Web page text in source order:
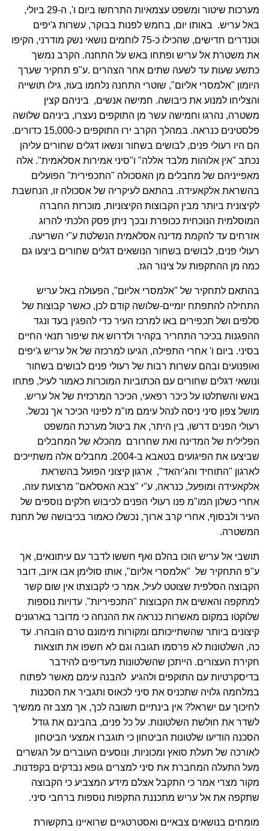
מערכות שיטור ומשפט עצמאיות התרחשו ביום ו', ה-29 ביולי,
באל עריש. באותו יום, בחמש לפנות בבוקר, עשרות ג'יפים
וטנדרים חדישים, שהכילו כ-75 לוחמים נושאי נשק מודרני, הקיפו
את משטרת אל עריש ופתחו באש על התחנה. הקרב נמשך
כתשע שעות עד לשעה שתים אחר הצהרים .ע"פ תחקיר שערך
היומון "אלמסרי אליום", שוטרי התחנה נלחמו בעוז, גילו תושייה
והצליחו למנוע את כיבושה. חמישה אנשים, ביניהם קצין
משטרה, נהרגו וחמישה עשר מן התוקפים נעצרו, ביניהם שלושה
פלסטינים כנראה. במהלך הקרב ירו התוקפים כ-15,000 כדורים.
הם היו רעולי פנים, לבושים בשחור ונשאו דגלים שחורים עליהן
נכתב "אין אלוהות מלבד אללה" ו"סיני אמירות אסלאמית". אלה
מאפייניהם של מחבלים מן האסכולה "התכפירית" הפועלים
בהשראת אלקאעידה. בהתאם לעיקריה של אסכולה זו, הנחשבת
לקיצונית ביותר מבין הקבוצות הקיצוניות, מוכרזת החברה
המוסלמית הנוכחית ככופרת ובכך ניתן פסק הלכתי להרוג
אזרחים עד להקמת מדינה אסלאמית הנשלטת ע"י השריעה.
רעולי פנים, לבושים בשחור הנושאים דגלים שחורים ביצעו גם
כמה מן ההתקפות על צינור הגז.
בהתאם לתחקיר של "אלמסרי אליום", הפעולה באל עריש
התחילה להתפתח יומיים-שלושה קודם לכן, כאשר קבוצות של
סלפים ושל תכפירים באו למרכז העיר כדי להפגין בעד ונגד
ההפגנות בכיכר התחריר בקהיר ולדרוש את שיפור תנאי החיים
בסיני. ביום ו' אחרי התפילה, הגיעו למרכזה של אל עריש ג'יפים
ואופנועים ובהם עשרות רבות של רעולי פנים לבושים בשחור
ונושאי דגלים שחורים עם הכתוביות המוכרות כאמור לעיל, פתחו
באש והשתלטו על כיכר רפאעי, הכיכר המרכזית של אל עריש.
מושל צפון סיני ניסה לנהל עימם מו"מ לפינוי הכיכר אך נכשל.
רעולי הפנים דרשו, בין היתר, את ביטול מערכת המשפט
הפלילית של המדינה ואת שחרורם מהכלא של המחבלים
שביצעו את הפיגועים בטאבא ב-2004. מחבלים אלה משתייכים
לארגון "התוחיד והג'יהאד", ארגון קיצוני הפועל בהשראת
אלקאעידה ומופעל, כנראה, ע"י "צבא האסלאם" מרצועת עזה.
אחרי כשלון המו"מ פנו רעולי הפנים לכיבוש חלקים נוספים של
העיר ולבסוף, אחרי קרב ארוך, נכשלו כאמור בכיבושה של תחנת
המשטרה.
תושבי אל עריש הוכו בהלם ואף חששו לדבר עם עיתונאים, אך
ע"פ התחקיר של "אלמסרי אליום", אותו סולימן אבו איוב, דובר
הקבוצה הסלפית שצוטט לעיל, אמר כי לקבוצתו אין שום קשר
למתקפה והאשים את הקבוצות "התכפיריות". עדויות נוספות
שלוקטו במקום מאשרות כנראה את ההנחה כי מדובר בארגונים
קיצונים ביותר שהשתייכותם ומקורות מימונם טרם הובהרו. עד
כה, השלטונות לא פרסמו תגובה וגם לא חשפו את תוצאות
חקירת העצורים. הייתכן שהשלטונות מעדיפים להידבר
בדיסקרטיות עם התוקפים ולהגיע להבנה עימם מאשר לפתוח
במלחמה גלויה שתכניס את סיני לכאוס ותגביר את הסכנות
לחיכוך עם ישראל? אין בינתיים תשובה לכך, אך מצב זה ממשיך
לשדר את חולשת השלטונות. על כל פנים, בהבינם את גודל
הסכנה הודיעו שלטונות הביטחון כי תוגברו אמצעי הביטחון
לאורכה של תעלת סואץ ומכוניות, ונוסעים העוברים על הגשרים
מעל התעלה המחברת את סיני למצרים גופא נבדקים בקפדנות.
מקור מצרי אמר כי התקבל אצלם מידע המצביע כי הקבוצה
שתקפה את אל עריש מתכננת התקפות נוספות ברחבי סיני.
מומחים בנושאים צבאיים ואסטרטגיים שרואיינו בתקשורת